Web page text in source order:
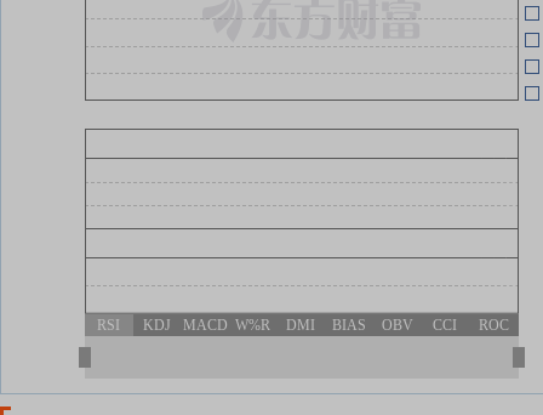
04-24
04-24
RSI KDJ MACD W%R DMI BIAS OBV CCI ROC